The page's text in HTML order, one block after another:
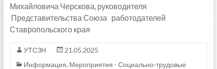
Михайловича Черскова, руководителя
Представительства Союза работодателей
Ставропольского края
УТСЗН
21.05.2025
Информация, Мероприятия - Социально-трудовые